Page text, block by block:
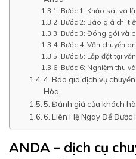
Bước 1: Khảo sát và
Bước 2: Báo giá chi
Bước 3: Đóng gói và
Bước 4: Vận chuyển
Bước 5: Lắp đặt tại
Bước 6: Nghiệm thu
4. Báo giá dịch vụ
Hòa
5. Đánh giá của khách
6. Liên Hệ Ngay Để Được
ANDA – dịch cụ